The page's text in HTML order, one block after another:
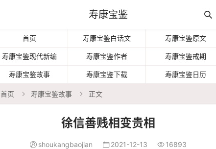
寿康宝鉴 
首页 寿康宝鉴白话文 寿康宝鉴原文
寿康宝鉴现代新编 寿康宝鉴作者 寿康宝鉴戒期
寿康宝鉴故事 寿康宝鉴下载 寿康宝鉴日历
首页  寿康宝鉴故事  正文
徐信善贱相变贵相
 shoukangbaojian  2021-12-13  16893